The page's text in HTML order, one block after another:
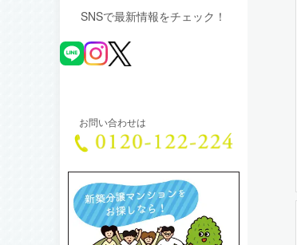
SNSで最新情報をチェック！
お問い合わせは